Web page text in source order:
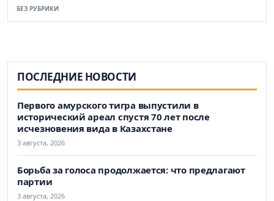
БЕЗ РУБРИКИ
ПОСЛЕДНИЕ НОВОСТИ
Первого амурского тигра выпустили в
исторический ареал спустя 70 лет после
исчезновения вида в Казахстане
3 августа, 2026
Борьба за голоса продолжается: что предлагают
партии
3 августа, 2026